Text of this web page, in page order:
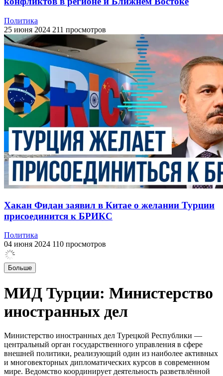
Политика
25 июня 2024 211 просмотров
Хакан Фидан заявил в Китае о желании Турции
присоединится к БРИКС
Политика
04 июня 2024 110 просмотров
Больше
МИД Турции: Министерство
иностранных дел
Министерство иностранных дел Турецкой Республики —
центральный орган государственного управления в сфере
внешней политики, реализующий один из наиболее активных
и многовекторных дипломатических курсов в современном
мире. Ведомство координирует деятельность разветвлённой